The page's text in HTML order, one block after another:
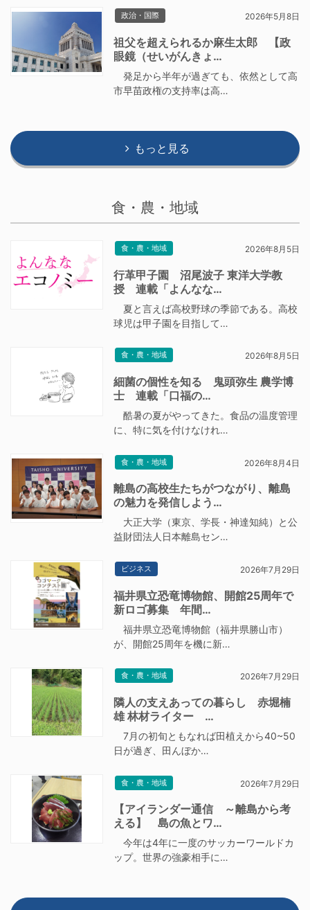
政治・国際 2026年5月8日
祖父を超えられるか麻生太郎 【政
眼鏡（せいがんきょ…
発足から半年が過ぎても、依然として高
市早苗政権の支持率は高…
もっと見る
食・農・地域
食・農・地域 2026年8月5日
行革甲子園 沼尾波子 東洋大学教
授 連載「よんなな…
夏と言えば高校野球の季節である。高校
球児は甲子園を目指して…
食・農・地域 2026年8月5日
細菌の個性を知る 鬼頭弥生 農学博
士 連載「口福の…
酷暑の夏がやってきた。食品の温度管理
に、特に気を付けなけれ…
食・農・地域 2026年8月4日
離島の高校生たちがつながり、離島
の魅力を発信しよう…
大正大学（東京、学長・神達知純）と公
益財団法人日本離島セン…
ビジネス 2026年7月29日
福井県立恐竜博物館、開館25周年で
新ロゴ募集 年間…
福井県立恐竜博物館（福井県勝山市）
が、開館25周年を機に新…
食・農・地域 2026年7月29日
隣人の支えあっての暮らし 赤堀楠
雄 林材ライター …
7月の初旬ともなれば田植えから40~50
日が過ぎ、田んぼか…
食・農・地域 2026年7月29日
【アイランダー通信 ～離島から考
える】 島の魚とワ…
今年は4年に一度のサッカーワールドカ
ップ。世界の強豪相手に…